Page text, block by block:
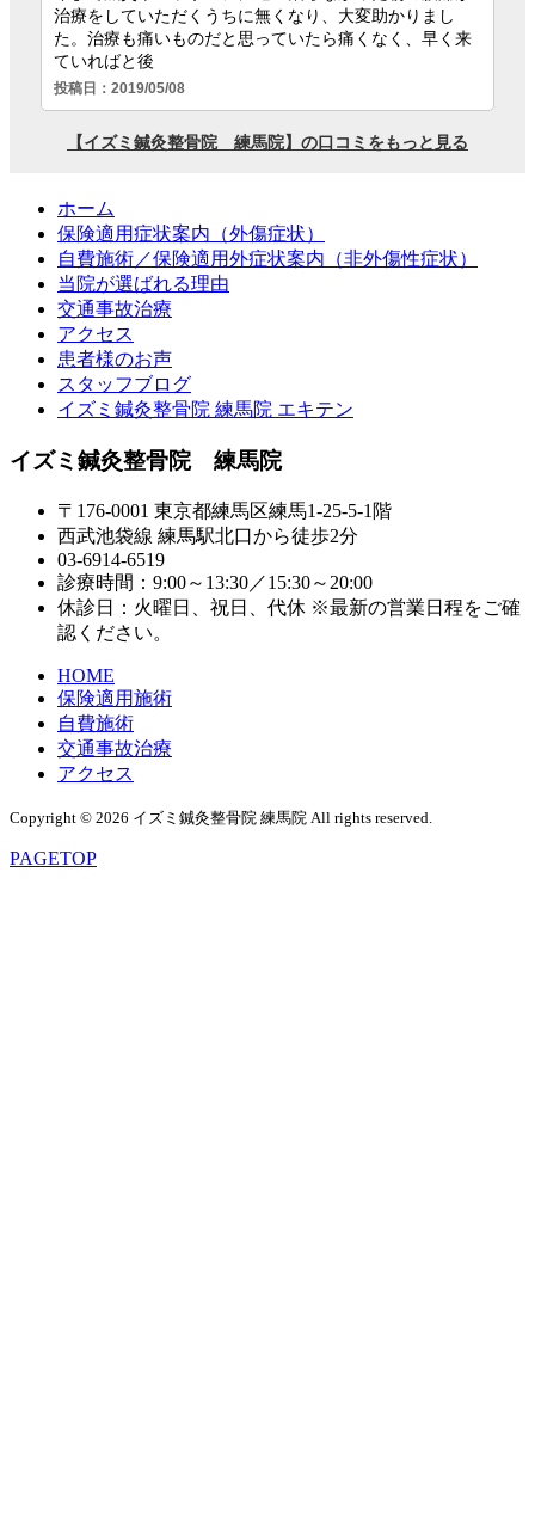
ホーム
保険適用症状案内（外傷症状）
自費施術／保険適用外症状案内（非外傷性症状）
当院が選ばれる理由
交通事故治療
アクセス
患者様のお声
スタッフブログ
イズミ鍼灸整骨院 練馬院 エキテン
イズミ鍼灸整骨院 練馬院
〒176-0001 東京都練馬区練馬1-25-5-1階
西武池袋線 練馬駅北口から徒歩2分
03-6914-6519
診療時間：9:00～13:30／15:30～20:00
休診日：火曜日、祝日、代休 ※最新の営業日程をご確
認ください。
HOME
保険適用施術
自費施術
交通事故治療
アクセス
Copyright © 2026 イズミ鍼灸整骨院 練馬院 All rights reserved.
PAGETOP